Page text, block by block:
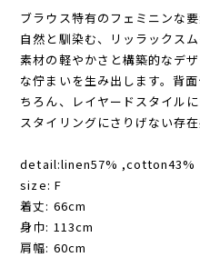
ブラウス特有のフェミニンな
自然と馴染む、リッラックス
素材の軽やかさと構築的なデ
な佇まいを生み出します。背
ちろん、レイヤードスタイル
スタイリングにさりげない存在
detail:linen57% ,cotton43%
size: F
着丈: 66cm
身巾: 113cm
肩幅: 60cm